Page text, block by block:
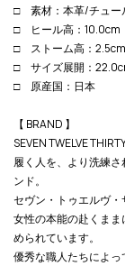
□ 素材：本革/チュー
□ ヒール高：10.0cm
□ ストーム高：2.5cm
□ サイズ展開：
□ 原産国：日本
【 BRAND 】
SEVEN TWELVE
履く人を、より洗練
ンド。
セヴン・トゥエルヴ・
女性の本能の赴くま
められています。
優秀な職人たちによ